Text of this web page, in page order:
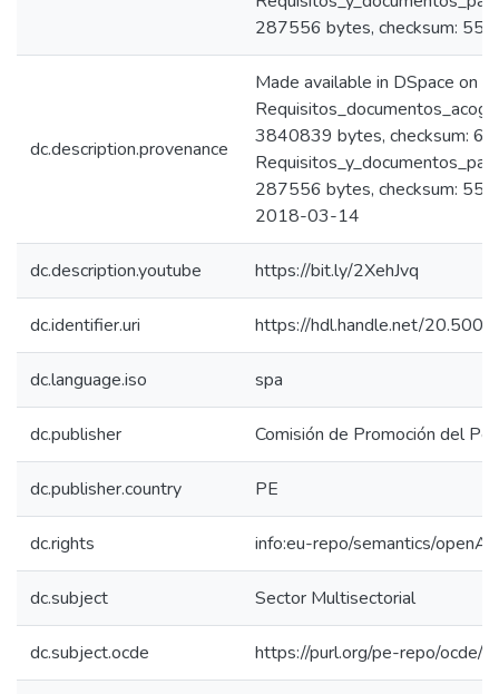
287556 bytes, checksum:
dc.description.provenance
Made available in DSpace on
3840839 bytes, checksum:
287556 bytes, checksum:
2018-03-14
dc.description.youtube https://bit.ly/2XehJvq
dc.identifier.uri https://hdl.handle.net/
dc.language.iso spa
dc.publisher Comisión de Promoción del
dc.publisher.country PE
dc.rights info:eu-repo/semantics/
dc.subject Sector Multisectorial
dc.subject.ocde https://purl.org/pe-repo/ocde/